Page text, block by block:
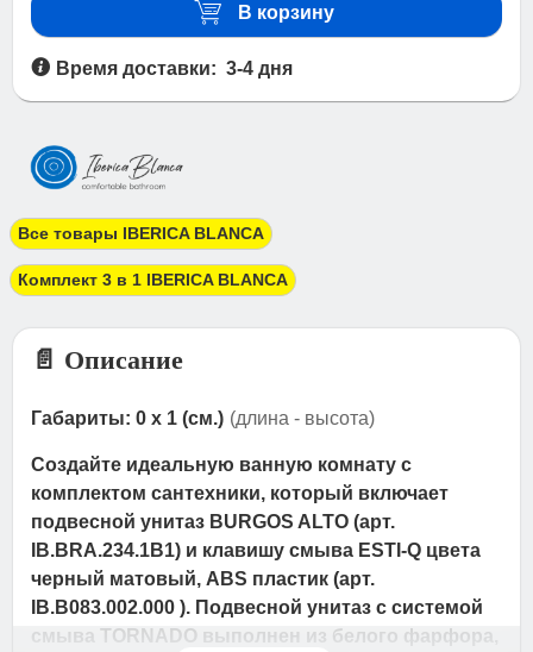
В корзину
Время доставки: 3-4 дня
Все товары IBERICA BLANCA
Комплект 3 в 1 IBERICA BLANCA
📄 Описание
Габариты: 0 x 1 (см.) (длина - высота)
Создайте идеальную ванную комнату с
комплектом сантехники, который включает
подвесной унитаз BURGOS ALTO (арт.
IB.BRA.234.1B1) и клавишу смыва ESTI-Q цвета
черный матовый, ABS пластик (арт.
IB.B083.002.000 ). Подвесной унитаз с системой
смыва TORNADO выполнен из белого фарфора,